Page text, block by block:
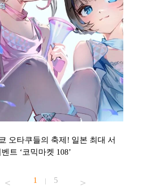
오타쿠들의 축제! 일본 최대 서
트 ‘코믹마켓 108’
1 | 5